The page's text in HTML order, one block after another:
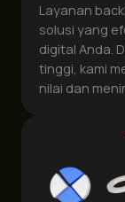
Layanan
solusi yang
digital Anda.
tinggi, kami
nilai dan